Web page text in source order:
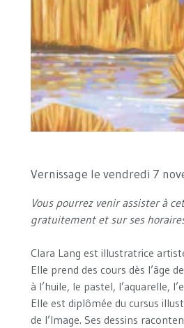
Vernissage le vendredi 7
Vous pourrez venir assister à
gratuitement et sur ses
Clara Lang est illustratrice
Elle prend des cours dès l’âge
à l’huile, le pastel, l’aquarelle,
Elle est diplômée du cursus
de l’Image. Ses dessins